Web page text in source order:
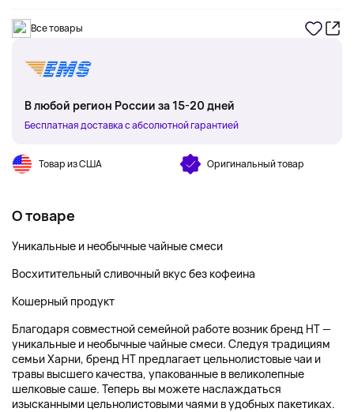
Все товары
В любой регион России за 15-20 дней
Бесплатная доставка с абсолютной гарантией
Товар из США Оригинальный товар
О товаре
Уникальные и необычные чайные смеси
Восхитительный сливочный вкус без кофеина
Кошерный продукт
Благодаря совместной семейной работе возник бренд HT —
уникальные и необычные чайные смеси. Следуя традициям
семьи Харни, бренд HT предлагает цельнолистовые чаи и
травы высшего качества, упакованные в великолепные
шелковые саше. Теперь вы можете наслаждаться
изысканными цельнолистовыми чаями в удобных пакетиках.